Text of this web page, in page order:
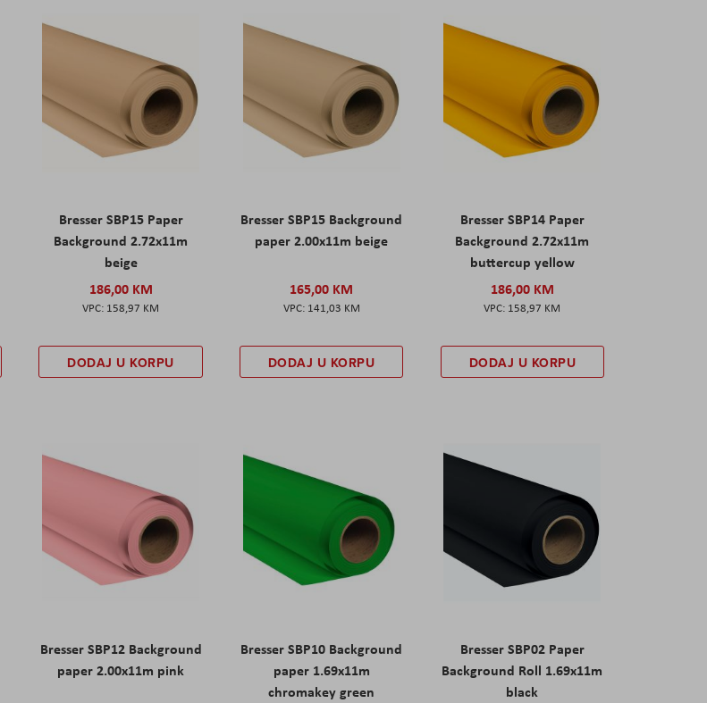
Bresser SBP15 Paper
Background 2.72x11m
beige
186,00 KM
158,97 KM
DODAJ U KORPU
Bresser SBP15 Background
paper 2.00x11m beige
165,00 KM
141,03 KM
DODAJ U KORPU
Bresser SBP14 Paper
Background 2.72x11m
buttercup yellow
186,00 KM
158,97 KM
DODAJ U KORPU
Bresser SBP12 Background
paper 2.00x11m pink
Bresser SBP10 Background
paper 1.69x11m
chromakey green
Bresser SBP02 Paper
Background Roll 1.69x11m
black